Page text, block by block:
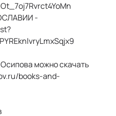
-
можно скачать
books-and-